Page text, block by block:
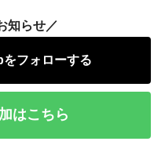
知らせ／
フォローする
はこちら